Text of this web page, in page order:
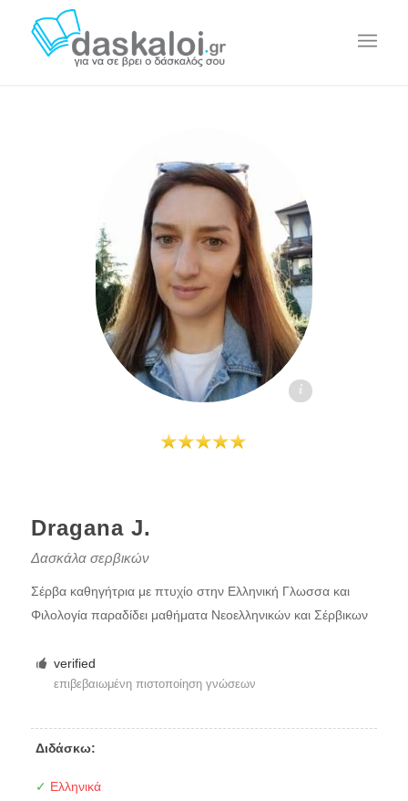
Dragana J. - daskaloi.gr
Dragana J.
Δασκάλα σερβικών
Σέρβα καθηγήτρια με πτυχίο στην Ελληνική Γλωσσα και
Φιλολογία παραδίδει μαθήματα Νεοελληνικών και Σέρβικων
verified
επιβεβαιωμένη πιστοποίηση γνώσεων
Διδάσκω:
✓ Ελληνικά